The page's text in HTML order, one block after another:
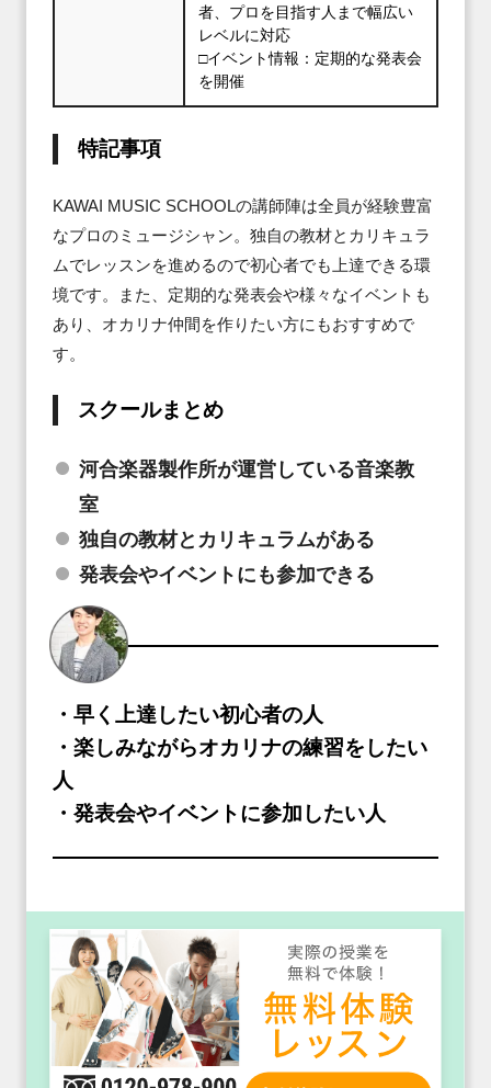
者、プロを目指す人まで幅広い
レベルに対応
□イベント情報：定期的な発表会
を開催
特記事項
KAWAI MUSIC SCHOOLの講師陣は全員が経験豊富
なプロのミュージシャン。独自の教材とカリキュラ
ムでレッスンを進めるので初心者でも上達できる環
境です。また、定期的な発表会や様々なイベントも
あり、オカリナ仲間を作りたい方にもおすすめで
す。
スクールまとめ
河合楽器製作所が運営している音楽教
室
独自の教材とカリキュラムがある
発表会やイベントにも参加できる
・早く上達したい初心者の人
・楽しみながらオカリナの練習をしたい
人
・発表会やイベントに参加したい人